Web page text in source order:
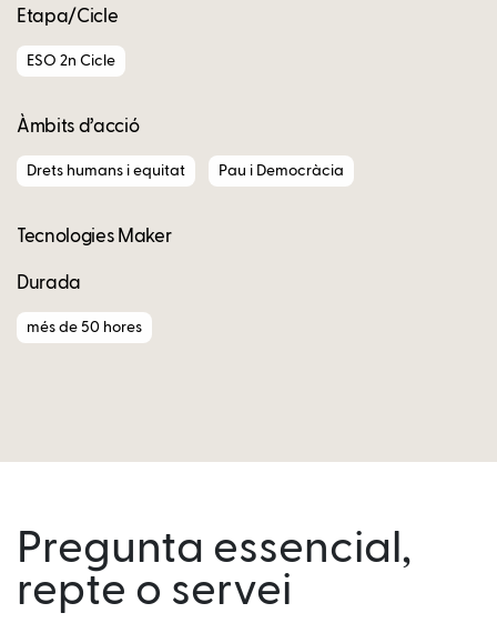
Etapa/Cicle
ESO 2n Cicle
Àmbits d’acció
Drets humans i equitat Pau i Democràcia
Tecnologies Maker
Durada
més de 50 hores
Pregunta essencial,
repte o servei